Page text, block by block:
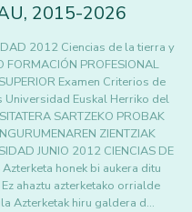
, 2015-2026
2012 Ciencias de la tierra y
PROFESIONAL
Examen Criterios de
Euskal Herriko del
SARTZEKO PROBAK
ZIENTZIAK
JUNIO 2012 CIENCIAS DE
Azterketa honek bi aukera ditu
ahaztu azterketako orrialde
Azterketak hiru galdera d…